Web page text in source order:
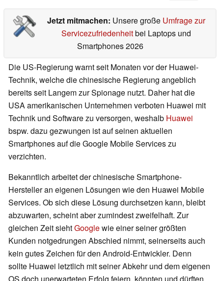
Jetzt mitmachen: Unsere große Umfrage zur
Servicezufriedenheitbei Laptops und
Smartphones 2026
Die US-Regierung warnt seit Monaten vor der Huawei-
Technik, welche die chinesische Regierung angeblich
bereits seit Langem zur Spionage nutzt. Daher hat die
USA amerikanischen Unternehmen verboten Huawei mit
Technik und Software zu versorgen, weshalb Huawei
bspw. dazu gezwungen ist auf seinen aktuellen
Smartphones auf die Google Mobile Services zu
verzichten.
Bekanntlich arbeitet der chinesische Smartphone-
Hersteller an eigenen Lösungen wie den Huawei Mobile
Services. Ob sich diese Lösung durchsetzen kann, bleibt
abzuwarten, scheint aber zumindest zweifelhaft. Zur
gleichen Zeit siehtGooglewie einer seiner größten
Kunden notgedrungen Abschied nimmt, seinerseits auch
kein gutes Zeichen für den Android-Entwickler. Denn
sollte Huawei letztlich mit seiner Abkehr und dem eigenen